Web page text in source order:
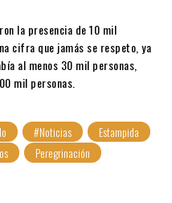
la presencia de 10 mil
cifra que jamás se respeto, ya
al menos 30 mil personas,
mil personas.
#Noticias
Estampida
Peregrinación